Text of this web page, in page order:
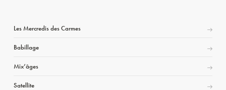
Les Mercredis des Carmes
Babillage
Mix’âges
Satellite